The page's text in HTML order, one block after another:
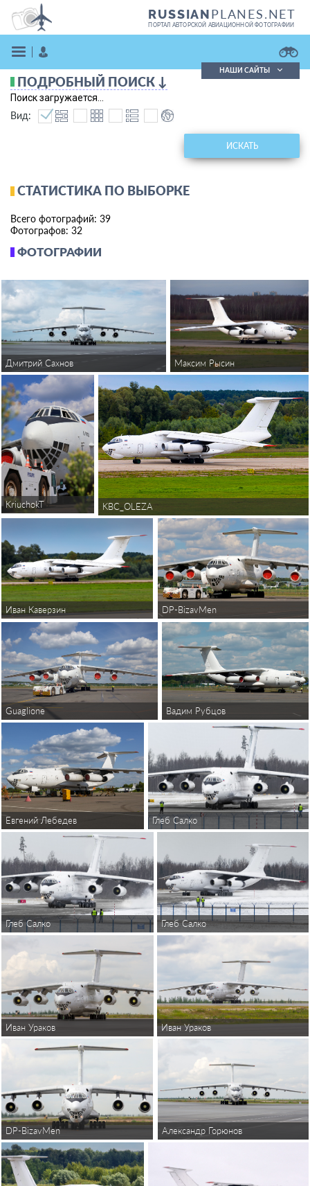
RUSSIANPLANES.NET
ПОРТАЛ АВТОРСКОЙ АВИАЦИОННОЙ ФОТОГРАФИИ
Поиск в реестре
Кратко
Подробно
НАШИ САЙТЫ
ФОТОГРАФИИ
Дмитрий Сахнов Максим Рысин
KriuchokT KBC_OLEZA
Иван Каверзин DP-BizavMen
Guaglione Вадим Рубцов
Евгений Лебедев Глеб Салко
Глеб Салко Глеб Салко
Иван Ураков Иван Ураков
DP-BizavMen Александр Горюнов
ПОДРОБНЫЙ ПОИСК ↓
Поиск загружается...
Вид:
ИСКАТЬ
СТАТИСТИКА ПО ВЫБОРКЕ
Всего фотографий: 39
Фотографов: 32